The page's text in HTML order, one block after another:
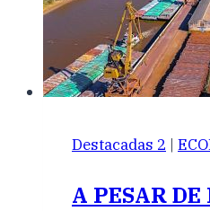
Destacadas 2 |
A PESAR